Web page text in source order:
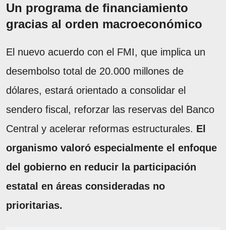
Un programa de financiamiento
gracias al orden macroeconómico
El nuevo acuerdo con el FMI, que implica un
desembolso total de 20.000 millones de
dólares, estará orientado a consolidar el
sendero fiscal, reforzar las reservas del Banco
Central y acelerar reformas estructurales. El
organismo valoró especialmente el enfoque
del gobierno en reducir la participación
estatal en áreas consideradas no
prioritarias.